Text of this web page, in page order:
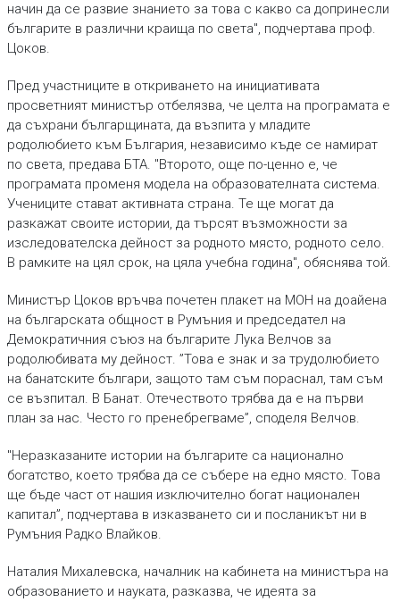
начин да се развие знанието за това с какво са допринесли
българите в различни краища по света", подчертава проф.
Цоков.
Пред участниците в откриването на инициативата
просветният министър отбелязва, че целта на програмата е
да съхрани българщината, да възпита у младите
родолюбието към България, независимо къде се намират
по света, предава БТА. "Второто, още по-ценно е, че
програмата променя модела на образователната система.
Учениците стават активната страна. Те ще могат да
разкажат своите истории, да търсят възможности за
изследователска дейност за родното място, родното село.
В рамките на цял срок, на цяла учебна година", обяснява той.
Министър Цоков връчва почетен плакет на МОН на доайена
на българската общност в Румъния и председател на
Демократичния съюз на българите Лука Велчов за
родолюбивата му дейност. ”Това е знак и за трудолюбието
на банатските българи, защото там съм пораснал, там съм
се възпитал. В Банат. Отечеството трябва да е на първи
план за нас. Често го пренебрегваме”, споделя Велчов.
"Неразказаните истории на българите са национално
богатство, което трябва да се събере на едно място. Това
ще бъде част от нашия изключително богат национален
капитал”, подчертава в изказването си и посланикът ни в
Румъния Радко Влайков.
Наталия Михалевска, началник на кабинета на министъра на
образованието и науката, разказва, че идеята за